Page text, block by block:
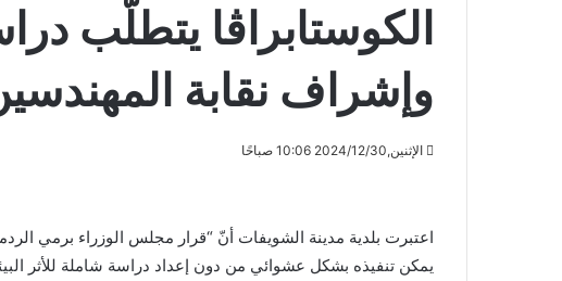
الكوستابراڤا يتطلّب
وإشراف نقابة
الإثنين,2024/12/30 10:06 صباحًا
اعتبرت بلدية مدينة الشويفات أنّ “قرار مجلس الوزراء برمي
يمكن تنفيذه بشكل عشوائي من دون إعداد دراسة شاملة للأثر